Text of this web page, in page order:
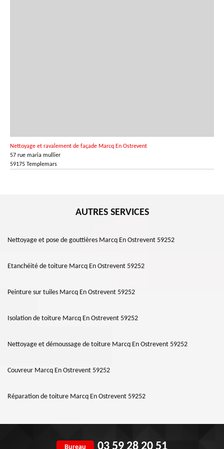
Nettoyage et ravalement de façade Marcq En Ostrevent
57 rue maria mullier
59175 Templemars
AUTRES SERVICES
Nettoyage et pose de gouttières Marcq En Ostrevent 59252
Etanchéité de toiture Marcq En Ostrevent 59252
Peinture sur tuiles Marcq En Ostrevent 59252
Isolation de toiture Marcq En Ostrevent 59252
Nettoyage et démoussage de toiture Marcq En Ostrevent 59252
Couvreur Marcq En Ostrevent 59252
Réparation de toiture Marcq En Ostrevent 59252
Bureau 03 59 28 20 51